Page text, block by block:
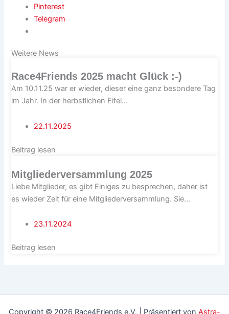
Pinterest
Telegram
Weitere News
Race4Friends 2025 macht Glück :-)
Am 10.11.25 war er wieder, dieser eine ganz besondere Tag
im Jahr. In der herbstlichen Eifel...
22.11.2025
Beitrag lesen
Mitgliederversammlung 2025
Liebe Mitglieder, es gibt Einiges zu besprechen, daher ist
es wieder Zeit für eine Mitgliederversammlung. Sie...
23.11.2024
Beitrag lesen
Copyright © 2026 Race4Friends e.V. | Präsentiert von Astra-